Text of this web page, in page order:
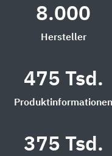
8.000
Hersteller
475 Tsd.
Produktinformationen
375 Tsd.